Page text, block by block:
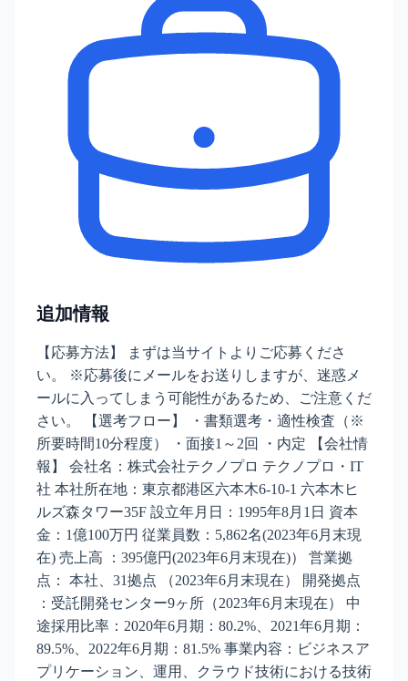
追加情報
【応募方法】 まずは当サイトよりご応募くださ
い。 ※応募後にメールをお送りしますが、迷惑メ
ールに入ってしまう可能性があるため、ご注意くだ
さい。 【選考フロー】 ・書類選考・適性検査（※
所要時間10分程度） ・面接1～2回 ・内定 【会社情
報】 会社名：株式会社テクノプロ テクノプロ・IT
社 本社所在地：東京都港区六本木6-10-1 六本木ヒ
ルズ森タワー35F 設立年月日：1995年8月1日 資本
金：1億100万円 従業員数：5,862名(2023年6月末現
在) 売上高 ：395億円(2023年6月末現在)） 営業拠
点： 本社、31拠点 （2023年6月末現在） 開発拠点
：受託開発センター9ヶ所（2023年6月末現在） 中
途採用比率：2020年6月期：80.2%、2021年6月期：
89.5%、2022年6月期：81.5% 事業内容：ビジネスア
プリケーション、運用、クラウド技術における技術